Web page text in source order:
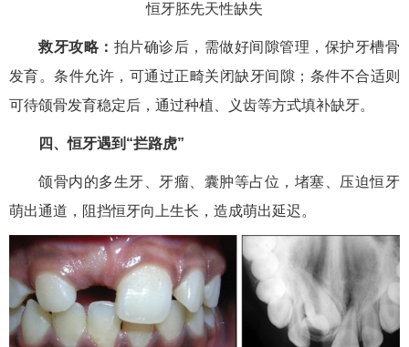
恒牙胚先天性缺失
救牙攻略： 拍片确诊后，需做好间隙管理，保护牙槽骨
发育。条件允许，可通过正畸关闭缺牙间隙；条件不合适则
可待颌骨发育稳定后，通过种植、义齿等方式填补缺牙。
四、恒牙遇到“拦路虎”
颌骨内的多生牙、牙瘤、囊肿等占位，堵塞、压迫恒牙
萌出通道，阻挡恒牙向上生长，造成萌出延迟。